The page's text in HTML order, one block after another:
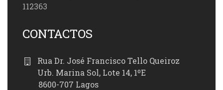
112363
CONTACTOS
Rua Dr. José Francisco Tello Queiroz
Urb. Marina Sol, Lote 14, 1ºE
8600-707 Lagos